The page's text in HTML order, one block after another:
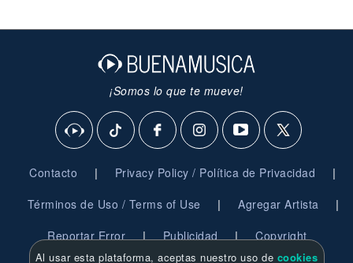
¡Somos lo que te mueve!
Contacto | Privacy Policy / Política de Privacidad |
Términos de Uso / Terms of Use | Agregar Artista |
Reportar Error | Publicidad | Copyright
Al usar esta plataforma, aceptas nuestro uso de cookies